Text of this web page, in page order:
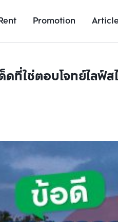
Promotion Article
ดที่ใช่ตอบโจทย์ไลฟ์